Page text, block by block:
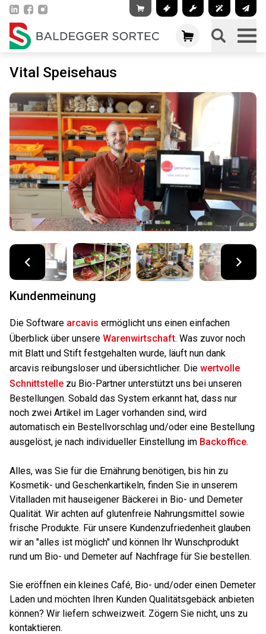
Vital Speisehaus
Kundenmeinung
Die Software arcavis ermöglicht uns einen einfachen
Überblick über unsere Warenwirtschaft. Was zuvor noch
mit Blatt und Stift festgehalten wurde, läuft nun dank
arcavis reibungsloser und übersichtlicher. Die wertvolle
Schnittstelle zu Bio-Partner unterstützt uns bei unseren
Bestellungen. Sobald das System erkannt hat, dass nur
noch zwei Artikel im Lager vorhanden sind, wird
automatisch ein Bestellvorschlag und/oder eine Bestellung
ausgelöst, je nach individueller Einstellung im Backoffice.
Alles, was Sie für die Ernährung benötigen, bis hin zu
Kosmetik- und Geschenkartikeln, finden Sie in unserem
Vitalladen mit hauseigener Bäckerei in Bio- und Demeter
Qualität. Wir achten auf glutenfreie Nahrungsmittel sowie
frische Produkte. Für unsere Kundenzufriedenheit glauben
wir an "alles ist möglich" und können Ihr Wunschprodukt
rund um Bio- und Demeter auf Nachfrage für Sie bestellen.
Sie eröffnen ein kleines Café, Bio- und/oder einen Demeter
Laden und möchten Ihren Kunden Qualitätsgebäck anbieten
können? Wir liefern schweizweit. Zögern Sie nicht, uns zu
kontaktieren.